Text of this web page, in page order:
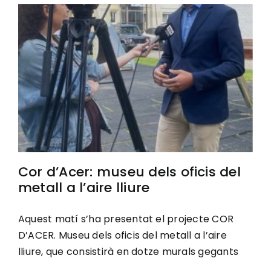
Cor d’Acer: museu dels oficis del
metall a l’aire lliure
Aquest matí s’ha presentat el projecte COR
D’ACER. Museu dels oficis del metall a l’aire
lliure, que consistirà en dotze murals gegants